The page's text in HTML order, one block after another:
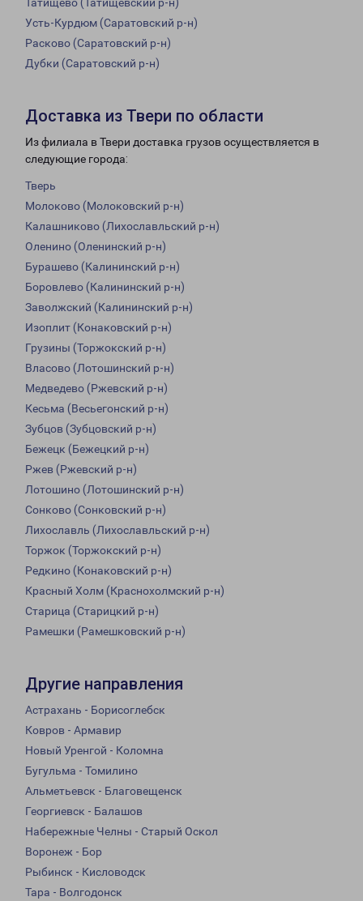
Татищево (Татищевский р-н)
Усть-Курдюм (Саратовский р-н)
Расково (Саратовский р-н)
Дубки (Саратовский р-н)
Доставка из Твери по области
Из филиала в Твери доставка грузов осуществляется в
следующие города:
Тверь
Молоково (Молоковский р-н)
Калашниково (Лихославльский р-н)
Оленино (Оленинский р-н)
Бурашево (Калининский р-н)
Боровлево (Калининский р-н)
Заволжский (Калининский р-н)
Изоплит (Конаковский р-н)
Грузины (Торжокский р-н)
Власово (Лотошинский р-н)
Медведево (Ржевский р-н)
Кесьма (Весьегонский р-н)
Зубцов (Зубцовский р-н)
Бежецк (Бежецкий р-н)
Ржев (Ржевский р-н)
Лотошино (Лотошинский р-н)
Сонково (Сонковский р-н)
Лихославль (Лихославльский р-н)
Торжок (Торжокский р-н)
Редкино (Конаковский р-н)
Красный Холм (Краснохолмский р-н)
Старица (Старицкий р-н)
Рамешки (Рамешковский р-н)
Другие направления
Астрахань - Борисоглебск
Ковров - Армавир
Новый Уренгой - Коломна
Бугульма - Томилино
Альметьевск - Благовещенск
Георгиевск - Балашов
Набережные Челны - Старый Оскол
Воронеж - Бор
Рыбинск - Кисловодск
Тара - Волгодонск